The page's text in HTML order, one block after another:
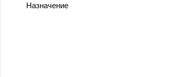
Назначение